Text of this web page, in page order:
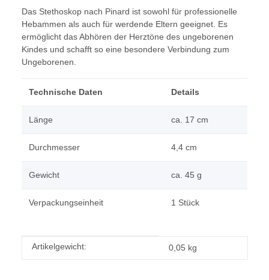
Das Stethoskop nach Pinard ist sowohl für professionelle
Hebammen als auch für werdende Eltern geeignet. Es
ermöglicht das Abhören der Herztöne des ungeborenen
Kindes und schafft so eine besondere Verbindung zum
Ungeborenen.
Technische Daten Details
Länge ca. 17 cm
Durchmesser 4,4 cm
Gewicht ca. 45 g
Verpackungseinheit 1 Stück
Produkteigenschaft
Wert
Artikelgewicht: 0,05 kg